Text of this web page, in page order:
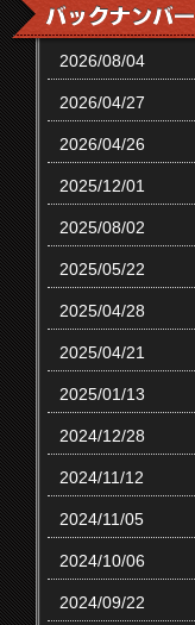
2026/08/04
2026/04/27
2026/04/26
2025/12/01
2025/08/02
2025/05/22
2025/04/28
2025/04/21
2025/01/13
2024/12/28
2024/11/12
2024/11/05
2024/10/06
2024/09/22